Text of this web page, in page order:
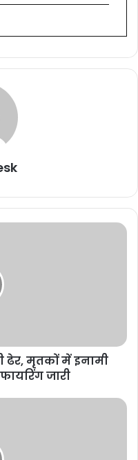
ढेर, मृतकों में इनामी
जारी